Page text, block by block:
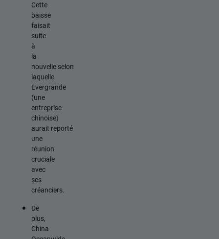
Cette
baisse
faisait
suite
à
la
nouvelle selon
laquelle
Evergrande
(une
entreprise
chinoise)
aurait reporté
une
réunion
cruciale
avec
ses
créanciers.
De
plus,
China